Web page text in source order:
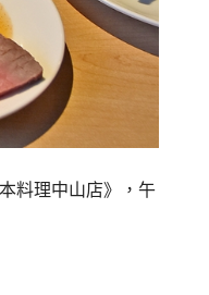
料理中山店》，午